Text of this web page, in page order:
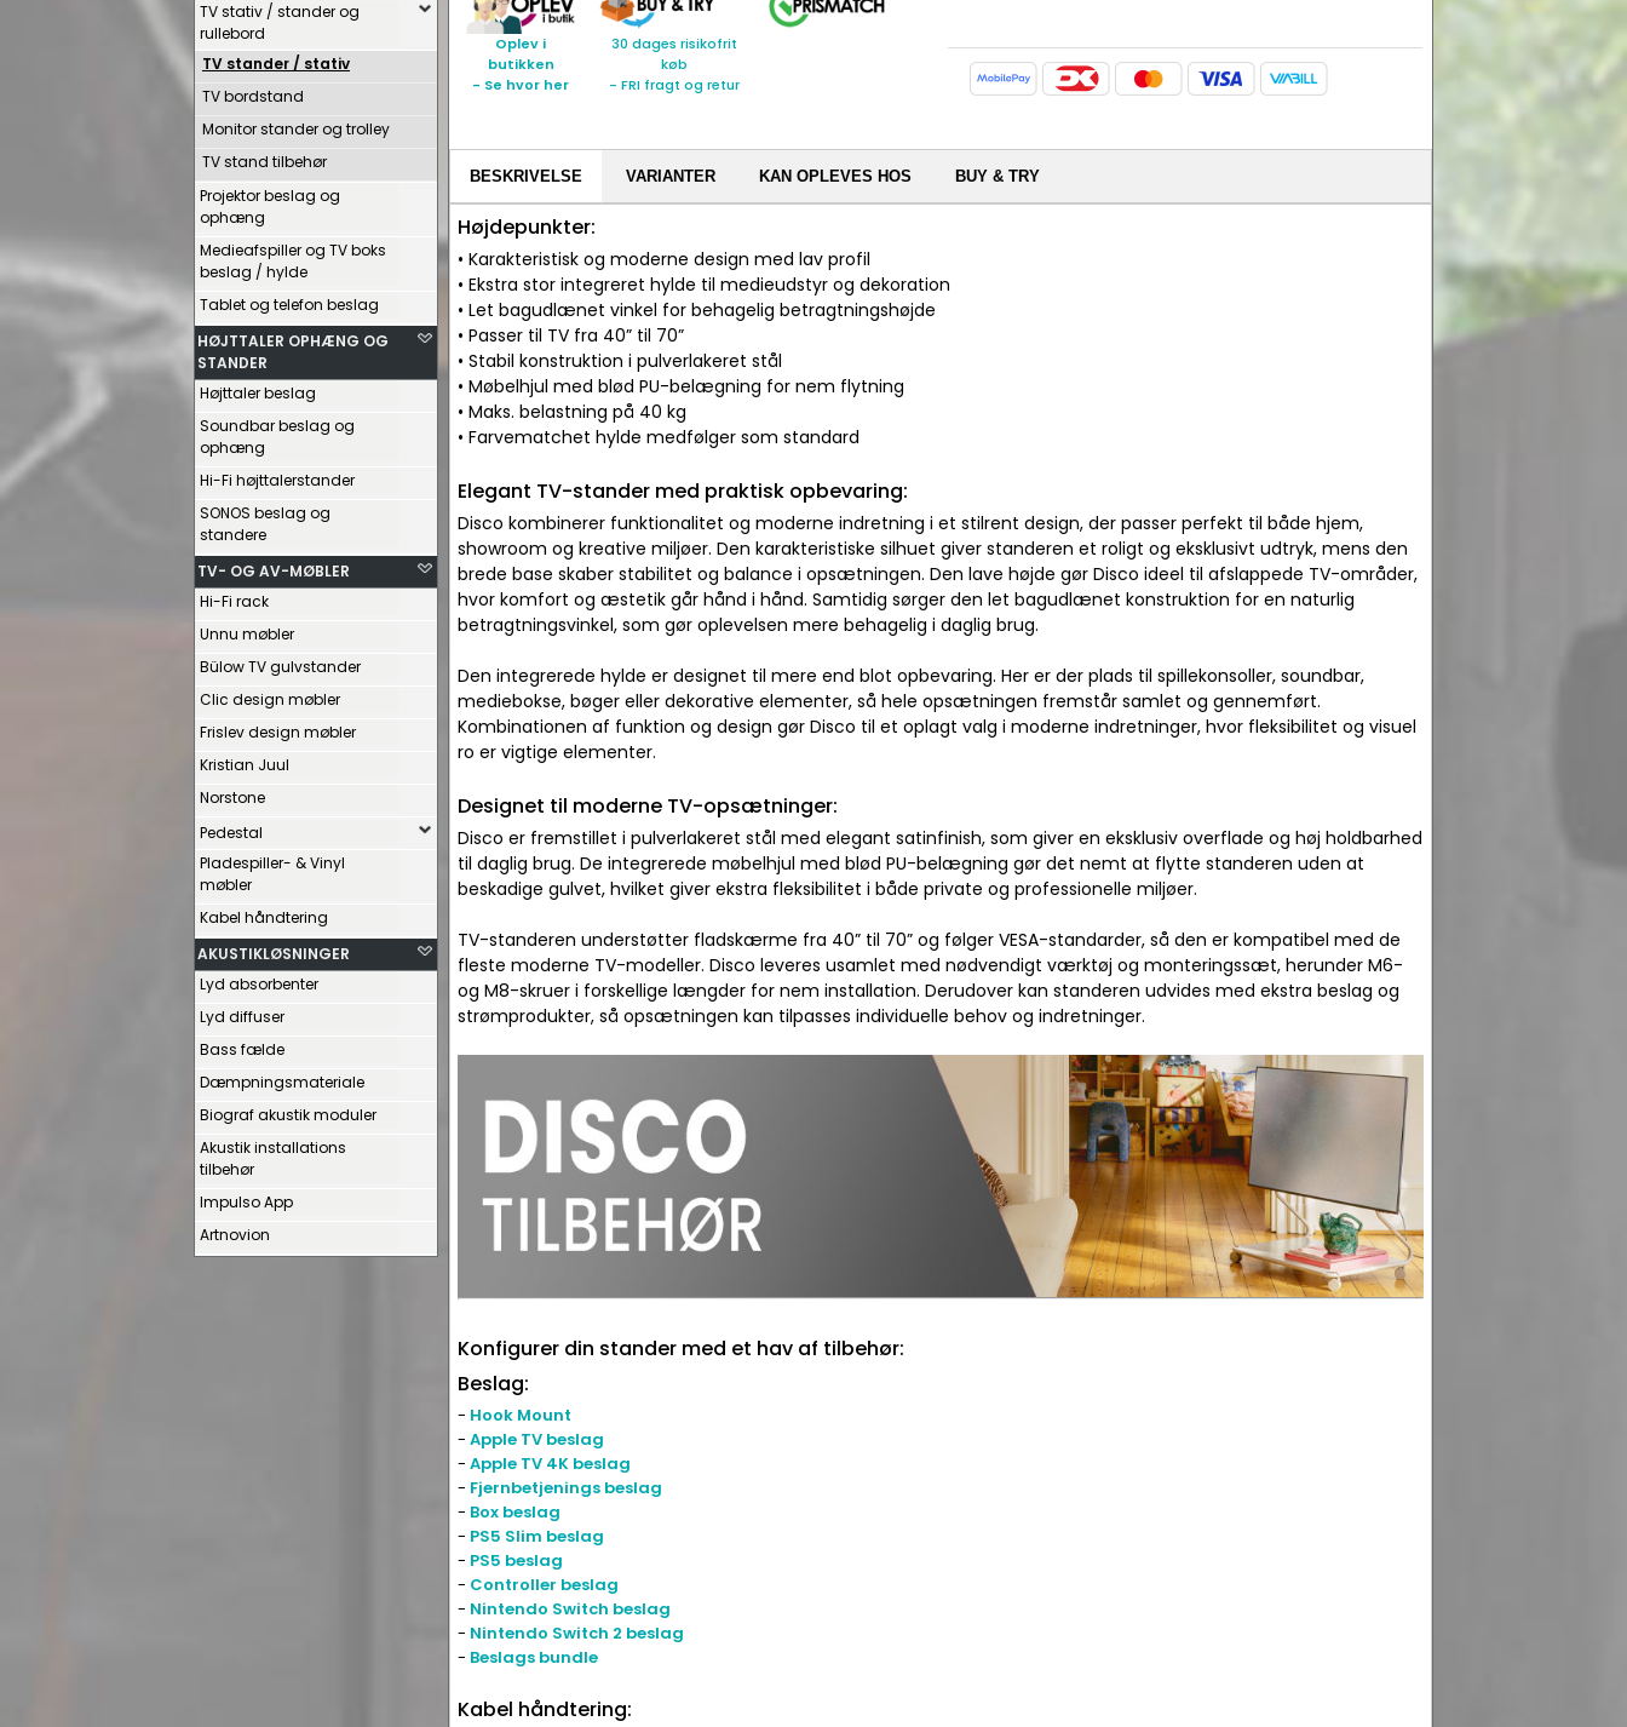
TV stativ / stander og
rullebord
TV stander / stativ
TV bordstand
Monitor stander og trolley
TV stand tilbehør
Projektor beslag og
ophæng
Medieafspiller og TV boks
beslag / hylde
Tablet og telefon beslag
HØJTTALER OPHÆNG OG
STANDER
Højttaler beslag
Soundbar beslag og
ophæng
Hi-Fi højttalerstander
SONOS beslag og
standere
TV- OG AV-MØBLER
Hi-Fi rack
Unnu møbler
Bülow TV gulvstander
Clic design møbler
Frislev design møbler
Kristian Juul
Norstone
Pedestal
Pladespiller- & Vinyl
møbler
Kabel håndtering
AKUSTIKLØSNINGER
Lyd absorbenter
Lyd diffuser
Bass fælde
Dæmpningsmateriale
Biograf akustik moduler
Akustik installations
tilbehør
Impulso App
Artnovion
Oplev i
butikken
- Se hvor her
30 dages risikofrit
køb
- FRI fragt og retur
BESKRIVELSE VARIANTER KAN OPLEVES HOS BUY & TRY
Højdepunkter:
• Karakteristisk og moderne design med lav profil
• Ekstra stor integreret hylde til medieudstyr og dekoration
• Let bagudlænet vinkel for behagelig betragtningshøjde
• Passer til TV fra 40” til 70”
• Stabil konstruktion i pulverlakeret stål
• Møbelhjul med blød PU-belægning for nem flytning
• Maks. belastning på 40 kg
• Farvematchet hylde medfølger som standard
Elegant TV-stander med praktisk opbevaring:
Disco kombinerer funktionalitet og moderne indretning i et stilrent design, der passer perfekt til både hjem,
showroom og kreative miljøer. Den karakteristiske silhuet giver standeren et roligt og eksklusivt udtryk, mens den
brede base skaber stabilitet og balance i opsætningen. Den lave højde gør Disco ideel til afslappede TV-områder,
hvor komfort og æstetik går hånd i hånd. Samtidig sørger den let bagudlænet konstruktion for en naturlig
betragtningsvinkel, som gør oplevelsen mere behagelig i daglig brug.
Den integrerede hylde er designet til mere end blot opbevaring. Her er der plads til spillekonsoller, soundbar,
mediebokse, bøger eller dekorative elementer, så hele opsætningen fremstår samlet og gennemført.
Kombinationen af funktion og design gør Disco til et oplagt valg i moderne indretninger, hvor fleksibilitet og visuel
ro er vigtige elementer.
Designet til moderne TV-opsætninger:
Disco er fremstillet i pulverlakeret stål med elegant satinfinish, som giver en eksklusiv overflade og høj holdbarhed
til daglig brug. De integrerede møbelhjul med blød PU-belægning gør det nemt at flytte standeren uden at
beskadige gulvet, hvilket giver ekstra fleksibilitet i både private og professionelle miljøer.
TV-standeren understøtter fladskærme fra 40” til 70” og følger VESA-standarder, så den er kompatibel med de
fleste moderne TV-modeller. Disco leveres usamlet med nødvendigt værktøj og monteringssæt, herunder M6-
og M8-skruer i forskellige længder for nem installation. Derudover kan standeren udvides med ekstra beslag og
strømprodukter, så opsætningen kan tilpasses individuelle behov og indretninger.
Konfigurer din stander med et hav af tilbehør:
Beslag:
- Hook Mount
- Apple TV beslag
- Apple TV 4K beslag
- Fjernbetjenings beslag
- Box beslag
- PS5 Slim beslag
- PS5 beslag
- Controller beslag
- Nintendo Switch beslag
- Nintendo Switch 2 beslag
- Beslags bundle
Kabel håndtering: